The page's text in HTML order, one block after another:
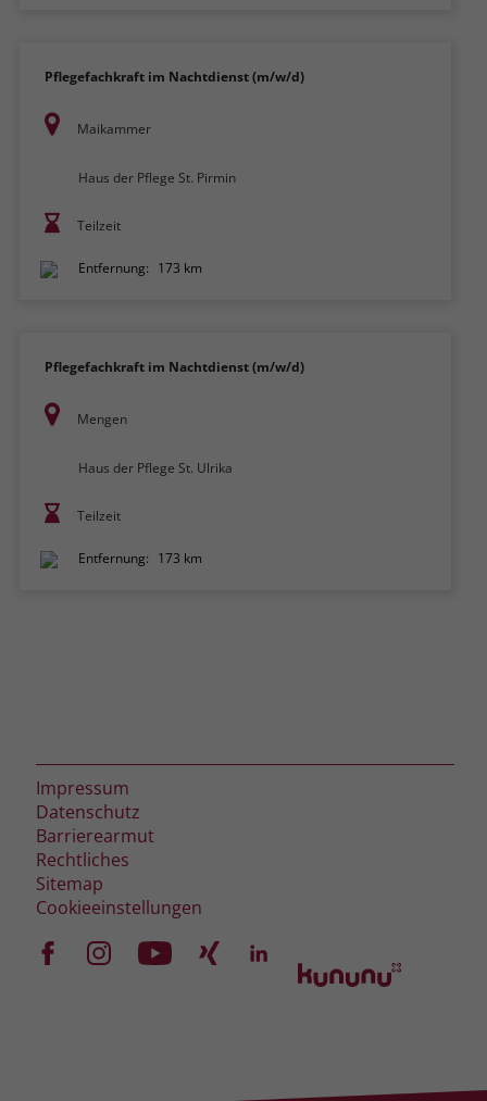
Pflegefachkraft im Nachtdienst (m/w/d)
Maikammer
Haus der Pflege St. Pirmin
Teilzeit
Entfernung: 173 km
Pflegefachkraft im Nachtdienst (m/w/d)
Mengen
Haus der Pflege St. Ulrika
Teilzeit
Entfernung: 173 km
Impressum
Datenschutz
Barrierearmut
Rechtliches
Sitemap
Cookieeinstellungen